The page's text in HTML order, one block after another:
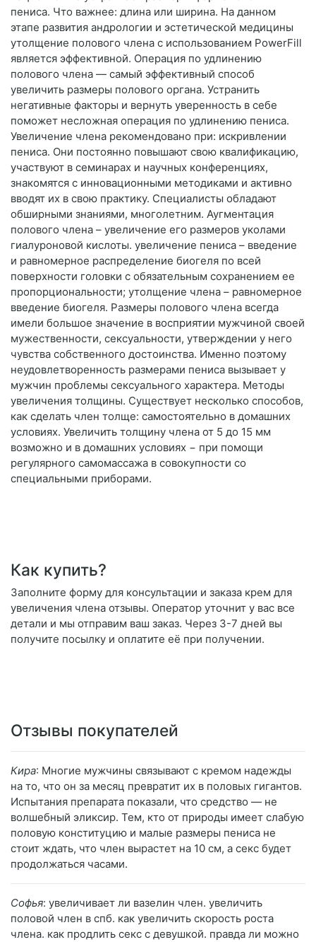
пениса. Что важнее: длина или ширина. На данном
этапе развития андрологии и эстетической медицины
утолщение полового члена с использованием PowerFill
является эффективной. Операция по удлинению
полового члена — самый эффективный способ
увеличить размеры полового органа. Устранить
негативные факторы и вернуть уверенность в себе
поможет несложная операция по удлинению пениса.
Увеличение члена рекомендовано при: искривлении
пениса. Они постоянно повышают свою квалификацию,
участвуют в семинарах и научных конференциях,
знакомятся с инновационными методиками и активно
вводят их в свою практику. Специалисты обладают
обширными знаниями, многолетним. Аугментация
полового члена – увеличение его размеров уколами
гиалуроновой кислоты. увеличение пениса – введение
и равномерное распределение биогеля по всей
поверхности головки с обязательным сохранением ее
пропорциональности; утолщение члена – равномерное
введение биогеля. Размеры полового члена всегда
имели большое значение в восприятии мужчиной своей
мужественности, сексуальности, утверждении у него
чувства собственного достоинства. Именно поэтому
неудовлетворенность размерами пениса вызывает у
мужчин проблемы сексуального характера. Методы
увеличения толщины. Существует несколько способов,
как сделать член толще: самостоятельно в домашних
условиях. Увеличить толщину члена от 5 до 15 мм
возможно и в домашних условиях − при помощи
регулярного самомассажа в совокупности со
специальными приборами.
Как купить?
Заполните форму для консультации и заказа крем для
увеличения члена отзывы. Оператор уточнит у вас все
детали и мы отправим ваш заказ. Через 3-7 дней вы
получите посылку и оплатите её при получении.
Отзывы покупателей
Кира: Многие мужчины связывают с кремом надежды
на то, что он за месяц превратит их в половых гигантов.
Испытания препарата показали, что средство — не
волшебный эликсир. Тем, кто от природы имеет слабую
половую конституцию и малые размеры пениса не
стоит ждать, что член вырастет на 10 см, а секс будет
продолжаться часами.
Софья: увеличивает ли вазелин член. увеличить
половой член в спб. как увеличить скорость роста
члена. как продлить секс с девушкой. правда ли можно